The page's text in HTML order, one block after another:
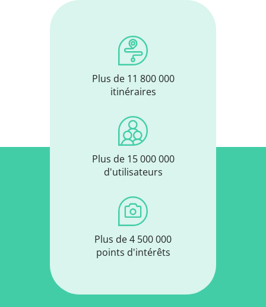
Plus de 11 800 000
itinéraires
Plus de 15 000 000
d'utilisateurs
Plus de 4 500 000
points d'intérêts